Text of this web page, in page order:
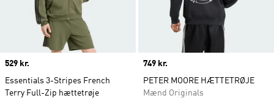
Price
529 kr.
Essentials 3-Stripes French
Terry Full-Zip hættetrøje
Price
749 kr.
PETER MOORE HÆTTETRØJE
Mænd Originals